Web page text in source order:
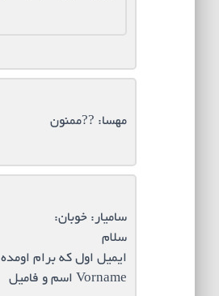
مهسا: ??ممنون
سامیار: خوبان:
سلام
ایمیل اول که برام اومده
Vorname اسم و فامیل